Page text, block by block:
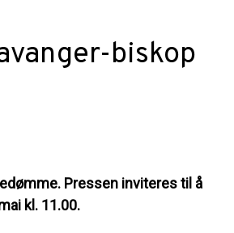
biskop
Pressen inviteres til å
kl. 11.00.